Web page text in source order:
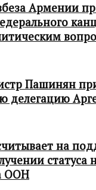
Армении
Пашинян
делегацию
на
статуса
ООН